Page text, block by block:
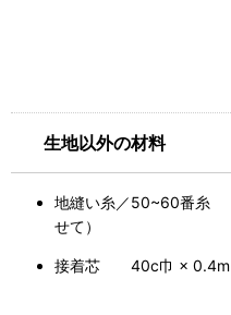
生地以外の材料
地縫い糸／50~60番糸
せて）
接着芯 40c巾 × 0.4m